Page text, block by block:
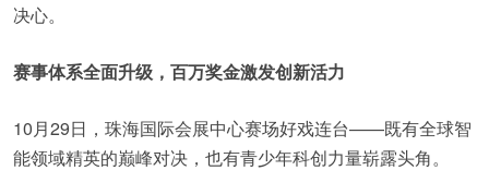
决心。
赛事体系全面升级，百万奖金激发创新活力
10月29日，珠海国际会展中心赛场好戏连台——既有全球智
能领域精英的巅峰对决，也有青少年科创力量崭露头角。